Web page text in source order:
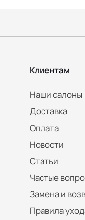
Клиентам
Наши салоны
Доставка
Оплата
Новости
Статьи
Частые
Замена и
Правила